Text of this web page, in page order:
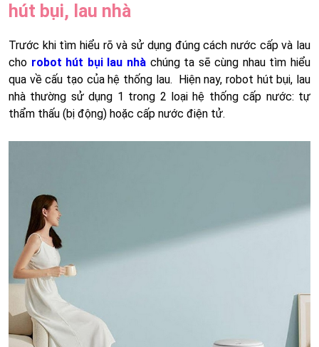
hút bụi, lau nhà
Trước khi tìm hiểu rõ và sử dụng đúng cách nước cấp và lau
cho robot hút bụi lau nhàchúng ta sẽ cùng nhau tìm hiểu
qua về cấu tạo của hệ thống lau. Hiện nay, robot hút bụi, lau
nhà thường sử dụng 1 trong 2 loại hệ thống cấp nước: tự
thẩm thấu (bị động) hoặc cấp nước điện tử.